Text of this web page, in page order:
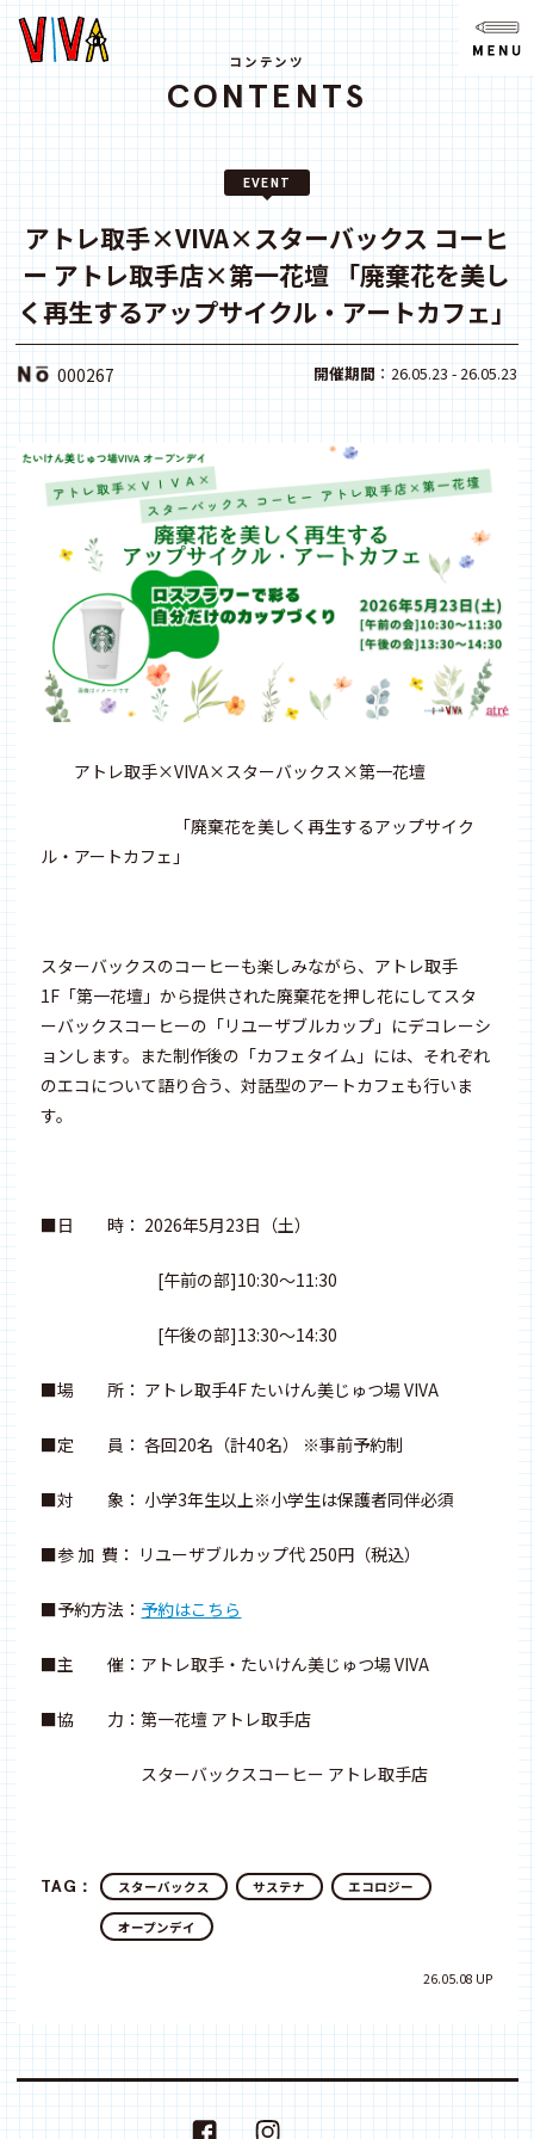
ニュース
ABOUT
SPACE
ACCESS
アクセス
note
youtube
コンテンツ
CONTENTS
EVENT
アトレ取手×VIVA×スターバックス コーヒ
ー アトレ取手店×第一花壇 「廃棄花を美し
く再生するアップサイクル・アートカフェ」
000267 開催期間 ：26.05.23 - 26.05.23
アトレ取手×VIVA×スターバックス×第一花壇
「廃棄花を美しく再生するアップサイク
ル・アートカフェ」
スターバックスのコーヒーも楽しみながら、アトレ取手
1F「第一花壇」から提供された廃棄花を押し花にしてスタ
ーバックスコーヒーの「リユーザブルカップ」にデコレーシ
ョンします。また制作後の「カフェタイム」には、それぞれ
のエコについて語り合う、対話型のアートカフェも行いま
す。
■日 時： 2026年5月23日（土）
[午前の部]10:30～11:30
[午後の部]13:30～14:30
■場 所： アトレ取手4F たいけん美じゅつ場 VIVA
■定 員： 各回20名（計40名） ※事前予約制
■対 象： 小学3年生以上※小学生は保護者同伴必須
■参 加 費： リユーザブルカップ代 250円（税込）
■予約方法： 予約はこちら
■主 催：アトレ取手・たいけん美じゅつ場 VIVA
■協 力：第一花壇 アトレ取手店
スターバックスコーヒー アトレ取手店
TAG： スターバックス サステナ エコロジー
オープンデイ
26.05.08 UP